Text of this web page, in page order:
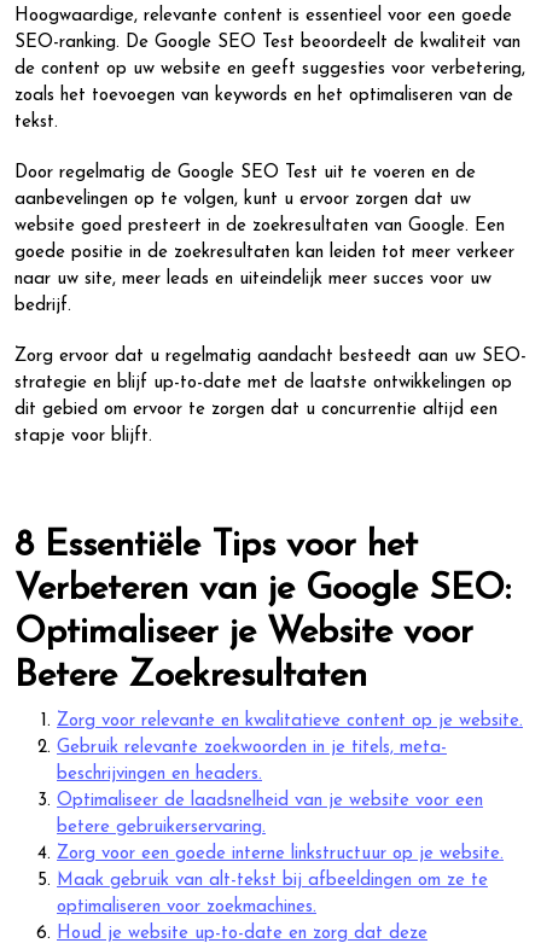
Hoogwaardige, relevante content is essentieel voor een goede
SEO-ranking. De Google SEO Test beoordeelt de kwaliteit van
de content op uw website en geeft suggesties voor verbetering,
zoals het toevoegen van keywords en het optimaliseren van de
tekst.
Door regelmatig de Google SEO Test uit te voeren en de
aanbevelingen op te volgen, kunt u ervoor zorgen dat uw
website goed presteert in de zoekresultaten van Google. Een
goede positie in de zoekresultaten kan leiden tot meer verkeer
naar uw site, meer leads en uiteindelijk meer succes voor uw
bedrijf.
Zorg ervoor dat u regelmatig aandacht besteedt aan uw SEO-
strategie en blijf up-to-date met de laatste ontwikkelingen op
dit gebied om ervoor te zorgen dat u concurrentie altijd een
stapje voor blijft.
8 Essentiële Tips voor het
Verbeteren van je Google SEO:
Optimaliseer je Website voor
Betere Zoekresultaten
Zorg voor relevante en kwalitatieve content op je website.
Gebruik relevante zoekwoorden in je titels, meta-
beschrijvingen en headers.
Optimaliseer de laadsnelheid van je website voor een
betere gebruikerservaring.
Zorg voor een goede interne linkstructuur op je website.
Maak gebruik van alt-tekst bij afbeeldingen om ze te
optimaliseren voor zoekmachines.
Houd je website up-to-date en zorg dat deze